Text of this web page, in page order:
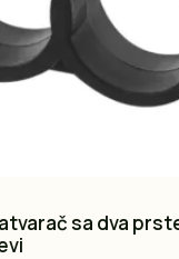
sa dva